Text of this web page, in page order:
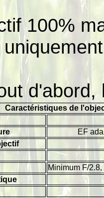
100%
d'abord,
Caractéristiques de
EF
Minimum F/